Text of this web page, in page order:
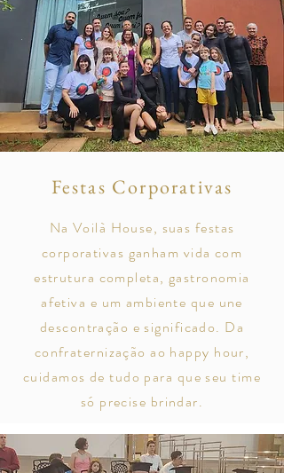
Festas Corporativas
Na Voilà House, suas festas
corporativas ganham vida com
estrutura completa, gastronomia
afetiva e um ambiente que une
descontração e significado. Da
confraternização ao happy hour,
cuidamos de tudo para que seu time
só precise brindar.